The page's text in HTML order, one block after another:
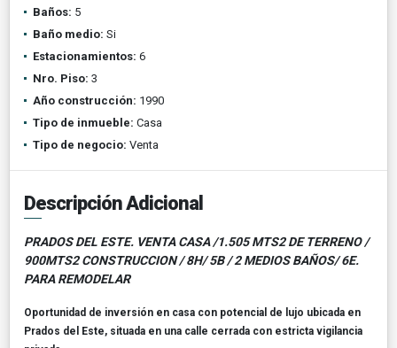
Baños: 5
Baño medio: Si
Estacionamientos: 6
Nro. Piso: 3
Año construcción: 1990
Tipo de inmueble: Casa
Tipo de negocio: Venta
Descripción Adicional
PRADOS DEL ESTE. VENTA CASA /1.505 MTS2 DE TERRENO /
900MTS2 CONSTRUCCION / 8H/ 5B / 2 MEDIOS BAÑOS/ 6E.
PARA REMODELAR
Oportunidad de inversión en casa con potencial de lujo ubicada en
Prados del Este, situada en una calle cerrada con estricta vigilancia